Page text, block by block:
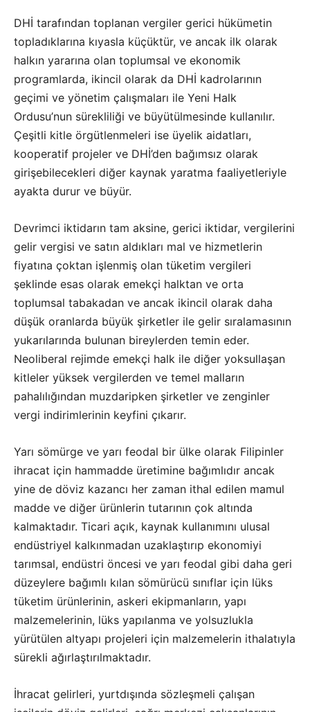
DHİ tarafından toplanan vergiler gerici hükümetin
topladıklarına kıyasla küçüktür, ve ancak ilk olarak
halkın yararına olan toplumsal ve ekonomik
programlarda, ikincil olarak da DHİ kadrolarının
geçimi ve yönetim çalışmaları ile Yeni Halk
Ordusu’nun sürekliliği ve büyütülmesinde kullanılır.
Çeşitli kitle örgütlenmeleri ise üyelik aidatları,
kooperatif projeler ve DHİ’den bağımsız olarak
girişebilecekleri diğer kaynak yaratma faaliyetleriyle
ayakta durur ve büyür.
Devrimci iktidarın tam aksine, gerici iktidar, vergilerini
gelir vergisi ve satın aldıkları mal ve hizmetlerin
fiyatına çoktan işlenmiş olan tüketim vergileri
şeklinde esas olarak emekçi halktan ve orta
toplumsal tabakadan ve ancak ikincil olarak daha
düşük oranlarda büyük şirketler ile gelir sıralamasının
yukarılarında bulunan bireylerden temin eder.
Neoliberal rejimde emekçi halk ile diğer yoksullaşan
kitleler yüksek vergilerden ve temel malların
pahalılığından muzdaripken şirketler ve zenginler
vergi indirimlerinin keyfini çıkarır.
Yarı sömürge ve yarı feodal bir ülke olarak Filipinler
ihracat için hammadde üretimine bağımlıdır ancak
yine de döviz kazancı her zaman ithal edilen mamul
madde ve diğer ürünlerin tutarının çok altında
kalmaktadır. Ticari açık, kaynak kullanımını ulusal
endüstriyel kalkınmadan uzaklaştırıp ekonomiyi
tarımsal, endüstri öncesi ve yarı feodal gibi daha geri
düzeylere bağımlı kılan sömürücü sınıflar için lüks
tüketim ürünlerinin, askeri ekipmanların, yapı
malzemelerinin, lüks yapılanma ve yolsuzlukla
yürütülen altyapı projeleri için malzemelerin ithalatıyla
sürekli ağırlaştırılmaktadır.
İhracat gelirleri, yurtdışında sözleşmeli çalışan